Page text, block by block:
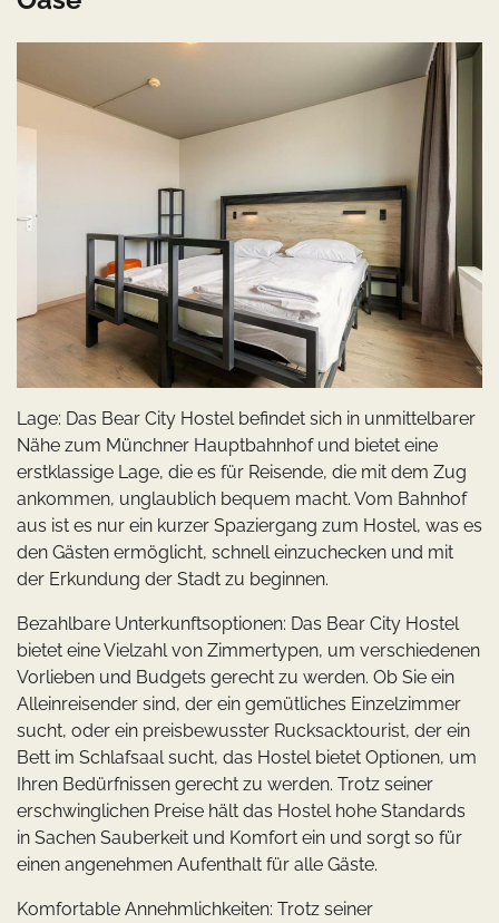
Lage: Das Bear City Hostel befindet sich in unmittelbarer
Nähe zum Münchner Hauptbahnhof und bietet eine
erstklassige Lage, die es für Reisende, die mit dem Zug
ankommen, unglaublich bequem macht. Vom Bahnhof
aus ist es nur ein kurzer Spaziergang zum Hostel, was es
den Gästen ermöglicht, schnell einzuchecken und mit
der Erkundung der Stadt zu beginnen.
Bezahlbare Unterkunftsoptionen: Das Bear City Hostel
bietet eine Vielzahl von Zimmertypen, um verschiedenen
Vorlieben und Budgets gerecht zu werden. Ob Sie ein
Alleinreisender sind, der ein gemütliches Einzelzimmer
sucht, oder ein preisbewusster Rucksacktourist, der ein
Bett im Schlafsaal sucht, das Hostel bietet Optionen, um
Ihren Bedürfnissen gerecht zu werden. Trotz seiner
erschwinglichen Preise hält das Hostel hohe Standards
in Sachen Sauberkeit und Komfort ein und sorgt so für
einen angenehmen Aufenthalt für alle Gäste.
Komfortable Annehmlichkeiten: Trotz seiner